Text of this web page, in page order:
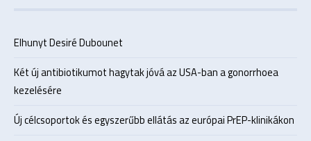
Elhunyt Desiré Dubounet
Két új antibiotikumot hagytak jóvá az USA-ban a gonorrhoea
kezelésére
Új célcsoportok és egyszerűbb ellátás az európai PrEP-klinikákon